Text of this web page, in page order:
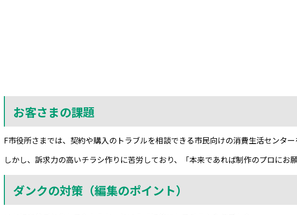
お客さまの課題
F市役所さまでは、契約や購入のトラブルを相談できる市民向けの消費生活センタ
しかし、訴求力の高いチラシ作りに苦労しており、「本来であれば制作のプロに
ダンクの対策（編集のポイント）